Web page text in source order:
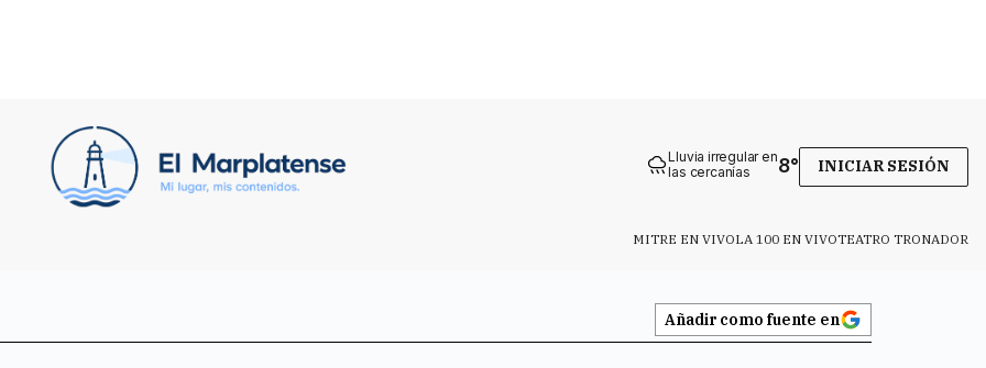
Lluvia irregular en
las cercanías
8° INICIAR SESIÓN
MITRE EN VIVOLA 100 EN VIVOTEATRO TRONADOR
Añadir como fuente en